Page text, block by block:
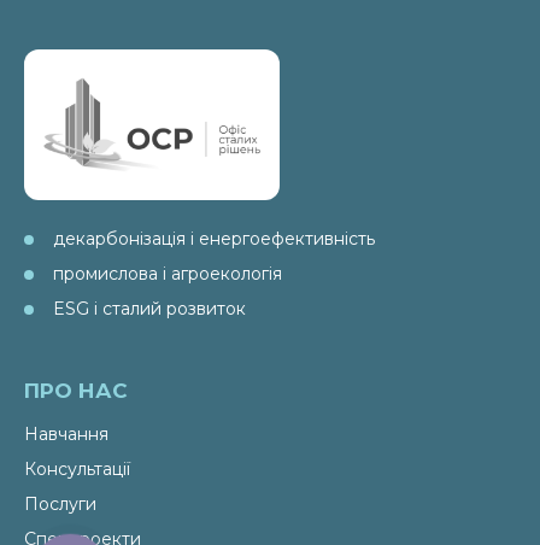
декарбонізація і енергоефективність
промислова і агроекологія
ESG і сталий розвиток
ПРО НАС
Навчання
Консультації
Послуги
Спецпроекти